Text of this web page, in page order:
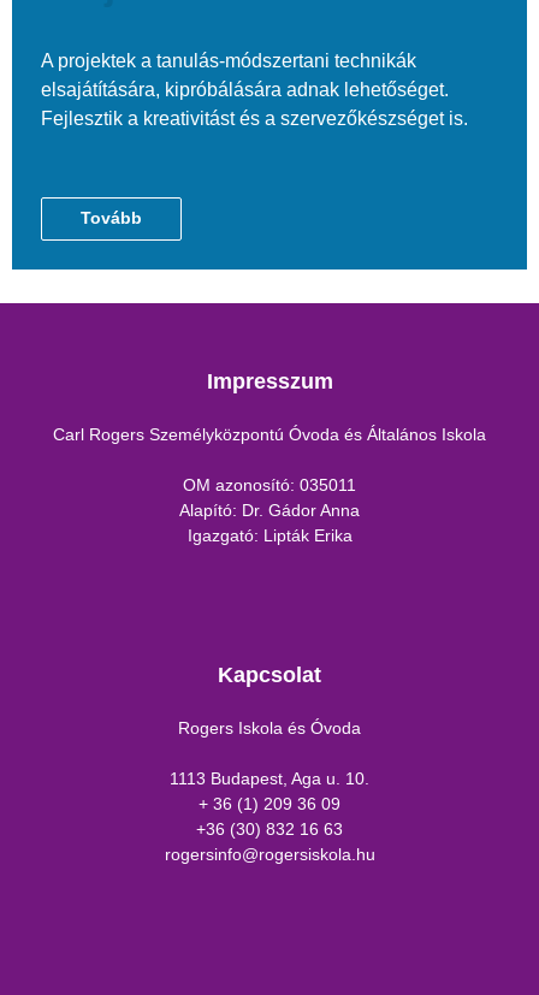
A projektek a tanulás-módszertani technikák
elsajátítására, kipróbálására adnak lehetőséget.
Fejlesztik a kreativitást és a szervezőkészséget is.
Tovább
Impresszum
Carl Rogers Személyközpontú Óvoda és Általános Iskola
OM azonosító: 035011
Alapító: Dr. Gádor Anna
Igazgató: Lipták Erika
Kapcsolat
Rogers Iskola és Óvoda
1113 Budapest, Aga u. 10.
+ 36 (1) 209 36 09
+36 (30) 832 16 63
rogersinfo@rogersiskola.hu